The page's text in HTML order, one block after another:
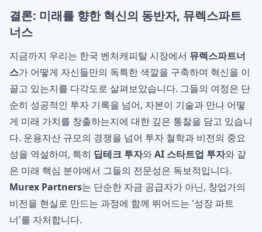
결론: 미래를 향한 혁신의 동반자, 뮤렉스파트
너스
지금까지 우리는 한국 벤처캐피탈 시장에서 뮤렉스파트너
스가 어떻게 자신들만의 독특한 색깔을 구축하며 혁신을 이
끌고 있는지를 다각도로 살펴보았습니다. 그들의 여정은 단
순히 성공적인 투자 기록을 넘어, 자본이 기술과 만나 어떻
게 미래 가치를 창출하는지에 대한 깊은 통찰을 담고 있습니
다. 운용자산 규모의 경쟁을 넘어 투자 철학과 비전의 중요
성을 역설하며, 특히 딥테크 투자와AI 스타트업 투자와 같
은 미래 핵심 분야에서 그들의 전문성은 독보적입니다.
Murex Partners는 단순한 자금 공급자가 아닌, 창업가의
비전을 현실로 만드는 과정에 함께 뛰어드는 '성장 파트
너'를 자처합니다.